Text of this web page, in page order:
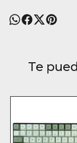
Te